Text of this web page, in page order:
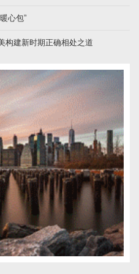
心包”
构建新时期正确相处之道